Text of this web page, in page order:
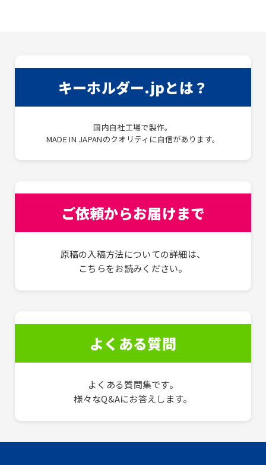
キーホルダー.jpとは？
国内自社工場で製作。
MADE IN JAPANのクオリティに自信があります。
ご依頼からお届けまで
原稿の入稿方法についての詳細は、
こちらをお読みください。
よくある質問
よくある質問集です。
様々なQ&Aにお答えします。